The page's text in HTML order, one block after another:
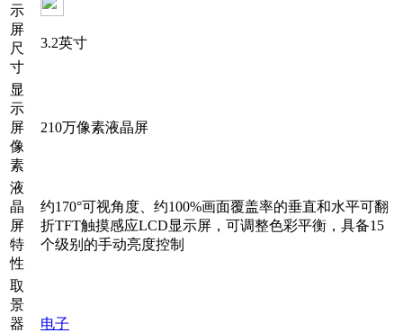
示
屏
尺
寸
3.2英寸
显
示
屏
像
素
210万像素液晶屏
液
晶
屏
特
性
约170°可视角度、约100%画面覆盖率的垂直和水平可翻
折TFT触摸感应LCD显示屏，可调整色彩平衡，具备15
个级别的手动亮度控制
取
景
器
电子